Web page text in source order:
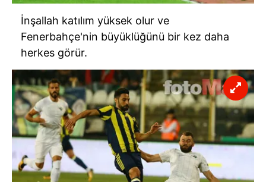
İnşallah katılım yüksek olur ve
Fenerbahçe'nin büyüklüğünü bir kez daha
herkes görür.